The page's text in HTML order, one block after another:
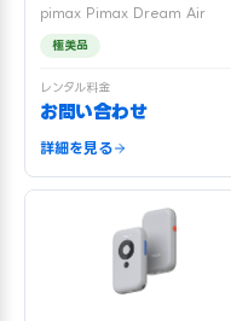
pimax Pimax Dream Air
極美品
レンタル料金
お問い合わせ
詳細を見る